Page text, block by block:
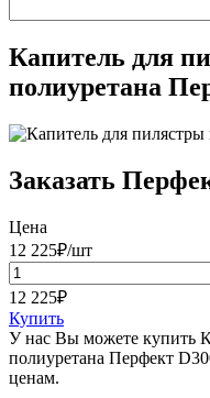
Капитель для
полиуретана
Заказать
Цена
12 225₽/шт
12 225₽
Купить
У нас Вы можете купить
полиуретана Перфект
ценам.